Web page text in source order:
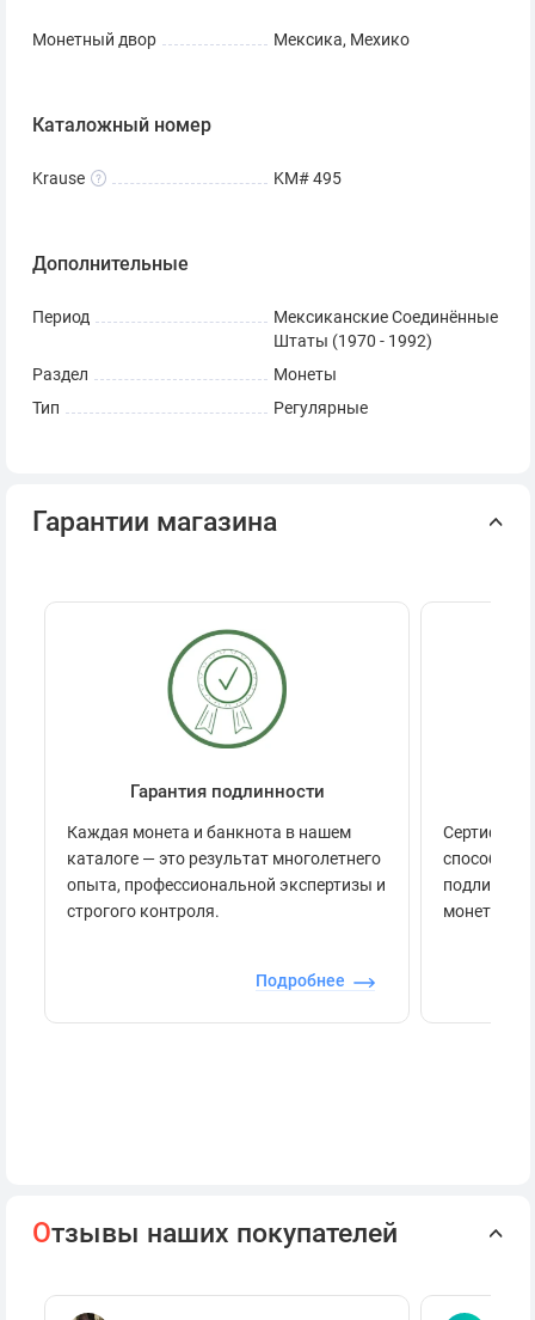
Монетный двор Мексика, Мехико
Каталожный номер
Krause KM# 495
Дополнительные
Период
Мексиканские Соединённые
Штаты (1970 - 1992)
Раздел
Монеты
Тип
Регулярные
Гарантии магазина
Гарантия подлинности
Каждая монета и банкнота в нашем
каталоге — это результат многолетнего
опыта, профессиональной экспертизы и
строгого контроля.
Подробнее
способов
монеты.
Отзывы наших покупателей